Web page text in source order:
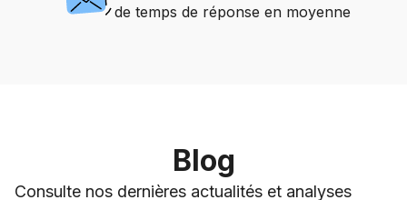
de temps de réponse en moyenne
Blog
Consulte nos dernières actualités et analyses